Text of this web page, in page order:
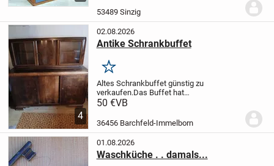
Landhausstil.
Möbel, ...
53489 Sinzig
4
02.08.2026
Antike Schrankbuffet
Merken
Altes Schrankbuffet günstig zu
verkaufen.Das Buffet hat
Gebrauchsspuren und ist für das Alter
fehlen 2 Schubfàcher.Nur für
Sebstabholer.Biete auch viele schöne...
50 €VB
36456 Barchfeld-Immelborn
01.08.2026
Waschküche . . damals...